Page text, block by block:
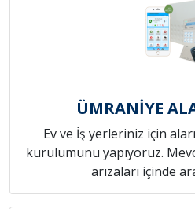
ÜMRANİYE
Ev ve İş yerleriniz için
kurulumunu yapıyoruz.
arızaları içinde